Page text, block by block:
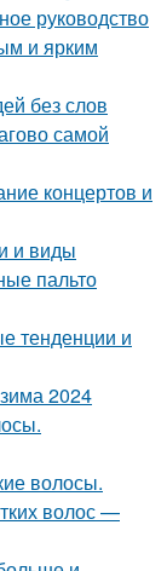
руководство
и ярким
без слов
самой
концертов и
и виды
пальто
тенденции и
2024
волосы.
волос —